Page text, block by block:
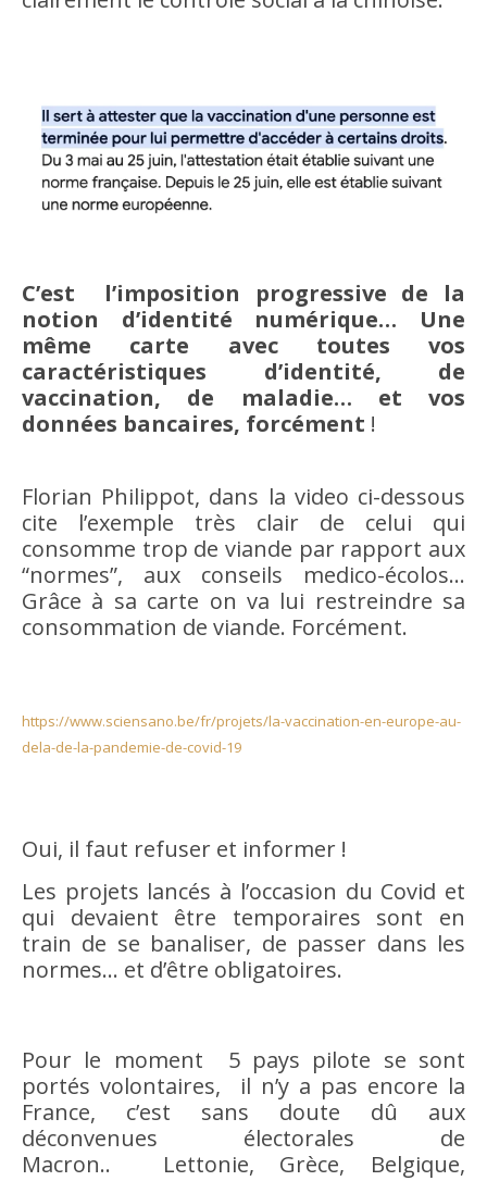
C’est l’imposition progressive de la
notion d’identité numérique… Une
même carte avec toutes vos
caractéristiques d’identité, de
vaccination, de maladie… et vos
données bancaires, forcément !
Florian Philippot, dans la video ci-dessous
cite l’exemple très clair de celui qui
consomme trop de viande par rapport aux
“normes”, aux conseils medico-écolos…
Grâce à sa carte on va lui restreindre sa
consommation de viande. Forcément.
https://www.sciensano.be/fr/projets/la-vaccination-en-europe-au-
dela-de-la-pandemie-de-covid-19
Oui, il faut refuser et informer !
Les projets lancés à l’occasion du Covid et
qui devaient être temporaires sont en
train de se banaliser, de passer dans les
normes… et d’être obligatoires.
Pour le moment 5 pays pilote se sont
portés volontaires, il n’y a pas encore la
France, c’est sans doute dû aux
déconvenues électorales de
Macron.. Lettonie, Grèce, Belgique,